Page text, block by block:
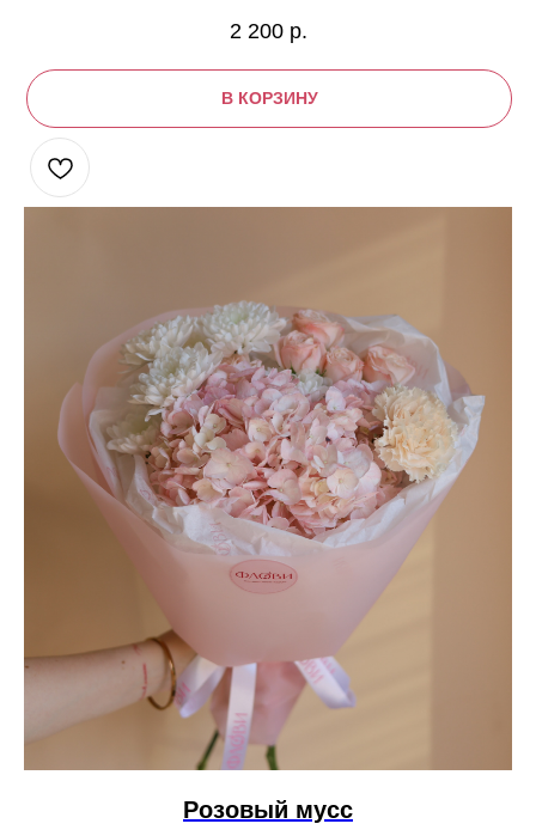
2 200 р.
В КОРЗИНУ
Розовый мусс